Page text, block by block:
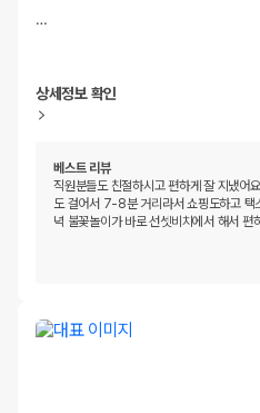
…
상세정보 확인
베스트 리뷰
직원분들도 친절하시고 편하게 잘 지냈어
도 걸어서 7-8분 거리라서 쇼핑도하고 택
녁 불꽃놀이가 바로 선셋비치에서 해서 편